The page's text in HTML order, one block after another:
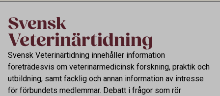
Svensk Veterinärtidning innehåller information
företrädesvis om veterinärmedicinsk forskning, praktik och
utbildning, samt facklig och annan information av intresse
för förbundets medlemmar. Debatt i frågor som rör